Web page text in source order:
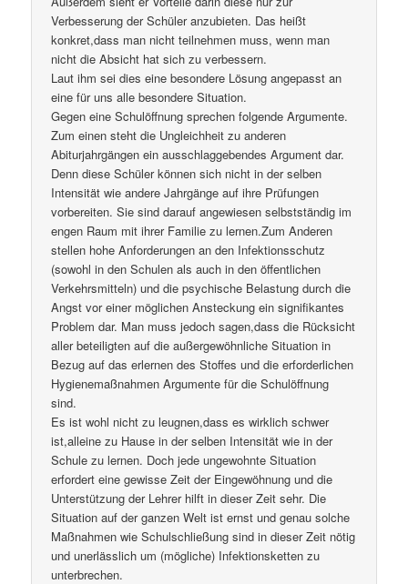
Verbesserung der Schüler anzubieten. Das heißt
konkret,dass man nicht teilnehmen muss, wenn man
nicht die Absicht hat sich zu verbessern.
Laut ihm sei dies eine besondere Lösung angepasst an
eine für uns alle besondere Situation.
Gegen eine Schulöffnung sprechen folgende Argumente.
Zum einen steht die Ungleichheit zu anderen
Abiturjahrgängen ein ausschlaggebendes Argument dar.
Denn diese Schüler können sich nicht in der selben
Intensität wie andere Jahrgänge auf ihre Prüfungen
vorbereiten. Sie sind darauf angewiesen selbstständig im
engen Raum mit ihrer Familie zu lernen.Zum Anderen
stellen hohe Anforderungen an den Infektionsschutz
(sowohl in den Schulen als auch in den öffentlichen
Verkehrsmitteln) und die psychische Belastung durch die
Angst vor einer möglichen Ansteckung ein signifikantes
Problem dar. Man muss jedoch sagen,dass die Rücksicht
aller beteiligten auf die außergewöhnliche Situation in
Bezug auf das erlernen des Stoffes und die erforderlichen
Hygienemaßnahmen Argumente für die Schulöffnung
sind.
Es ist wohl nicht zu leugnen,dass es wirklich schwer
ist,alleine zu Hause in der selben Intensität wie in der
Schule zu lernen. Doch jede ungewohnte Situation
erfordert eine gewisse Zeit der Eingewöhnung und die
Unterstützung der Lehrer hilft in dieser Zeit sehr. Die
Situation auf der ganzen Welt ist ernst und genau solche
Maßnahmen wie Schulschließung sind in dieser Zeit nötig
und unerlässlich um (mögliche) Infektionsketten zu
unterbrechen.